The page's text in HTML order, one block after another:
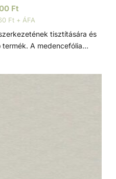
Ft
Ft + ÁFA
A medencefólia